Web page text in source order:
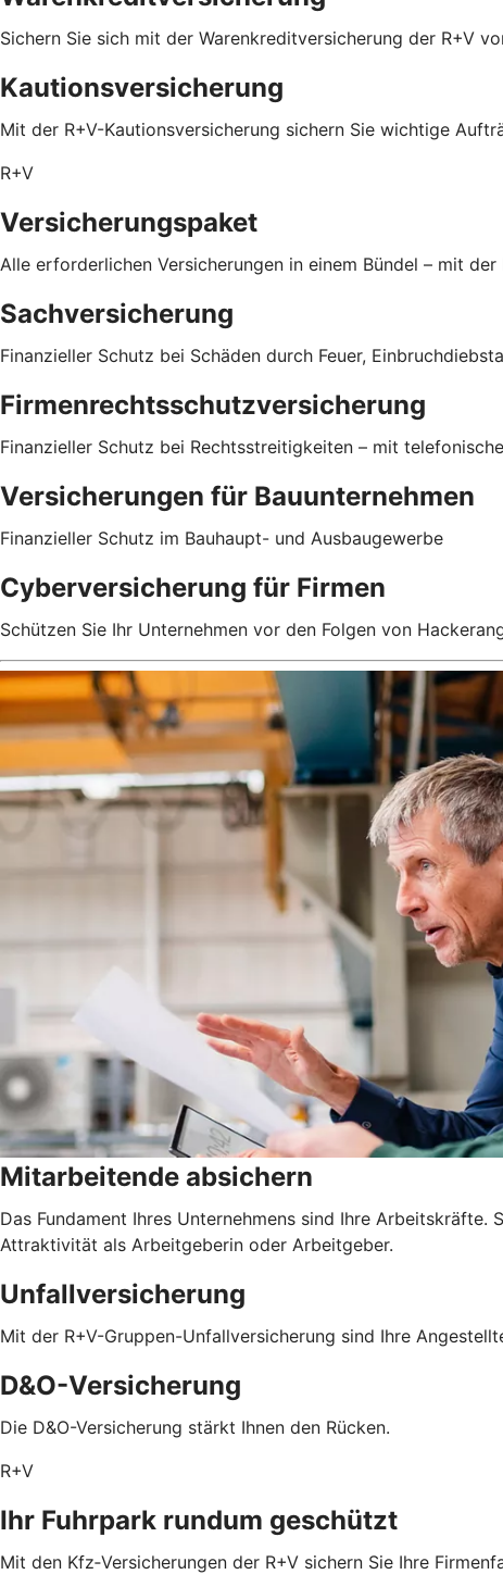
Sichern Sie sich mit der Warenkreditversicherung der R+V
Kautionsversicherung
Mit der R+V-Kautionsversicherung sichern Sie wichtige
R+V
Versicherungspaket
Alle erforderlichen Versicherungen in einem Bündel – mit der
Sachversicherung
Finanzieller Schutz bei Schäden durch Feuer,
Firmenrechtsschutzversicherung
Finanzieller Schutz bei Rechtsstreitigkeiten – mit
Versicherungen für Bauunternehmen
Finanzieller Schutz im Bauhaupt- und Ausbaugewerbe
Cyberversicherung für Firmen
Schützen Sie Ihr Unternehmen vor den Folgen von
Mitarbeitende absichern
Das Fundament Ihres Unternehmens sind Ihre
Attraktivität als Arbeitgeberin oder Arbeitgeber.
Unfallversicherung
Mit der R+V-Gruppen-Unfallversicherung sind Ihre
D&O-Versicherung
Die D&O-Versicherung stärkt Ihnen den Rücken.
R+V
Ihr Fuhrpark rundum geschützt
Mit den Kfz‑Versicherungen der R+V sichern Sie Ihre